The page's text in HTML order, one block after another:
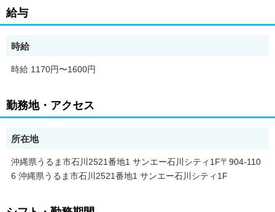
◎出勤～OPEN→ お客様をお迎えする準備&掃除をし、
昨日のお仕事の引き継ぎ内容を確認します。
◎午前～18時頃→ ご来店したお客さまの接客をします。
査定や買い取りのご提案をします。
→ 人通りが多い時間帯は店頭などで
→ 空いている時間で店頭のブラックボードを書いたり、
店の必要な物品の買い出しに行ったりします。
◎18時～19時頃→ お客さまのご来店が落ち着いてきたら、
伝票データの入力などを行います。
◎19時～CLOSEまで(残業無し)→ 在庫と現金の確認をしてレジ
締めを行い、
給与
時給
時給 1170円〜1600円
勤務地・アクセス
所在地
沖縄県うるま市石川2521番地1 サンエー石川シティ1F〒904-110
6 沖縄県うるま市石川2521番地1 サンエー石川シティ1F